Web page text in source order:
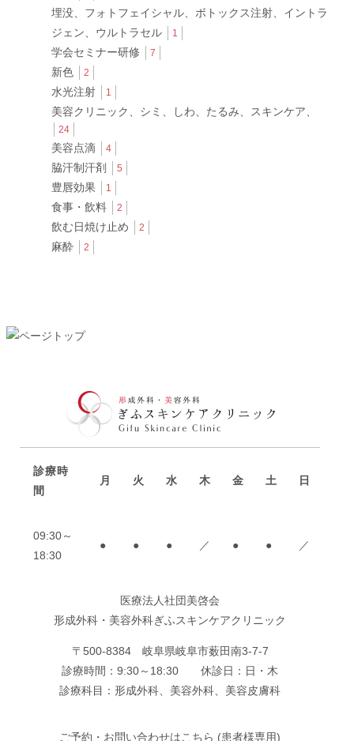
埋没、フォトフェイシャル、ボトックス注射、イントラ
ジェン、ウルトラセル
1
学会セミナー研修 7
新色 2
水光注射 1
美容クリニック、シミ、しわ、たるみ、スキンケア、
24
美容点滴 4
脇汗制汗剤 5
豊唇効果 1
食事・飲料 2
飲む日焼け止め 2
麻酔 2
診療時
間
月 火 水 木 金 土 日
09:30～
18:30
● ● ● ／ ● ● ／
医療法人社団美啓会
形成外科・美容外科ぎふスキンケアクリニック
〒500-8384 岐阜県岐阜市薮田南3-7-7
診療時間：9:30～18:30 休診日：日・木
診療科目：形成外科、美容外科、美容皮膚科
ご予約・お問い合わせはこちら (患者様専用)